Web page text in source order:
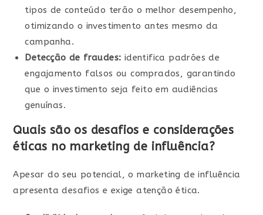
tipos de conteúdo terão o melhor desempenho,
otimizando o investimento antes mesmo da
campanha.
Detecção de fraudes: identifica padrões de
engajamento falsos ou comprados, garantindo
que o investimento seja feito em audiências
genuínas.
Quais são os desafios e considerações
éticas no marketing de influência?
Apesar do seu potencial, o marketing de influência
apresenta desafios e exige atenção ética.